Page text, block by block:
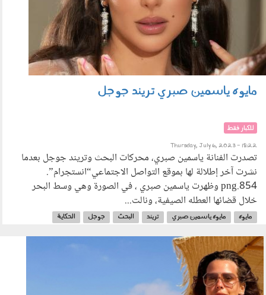
مايوه ياسمين صبري تريند جوجل
للكبار فقط
Thursday, July 6, 2023 - 18:22
تصدرت الفنانة ياسمين صبري، محركات البحث وتريند جوجل بعدما
نشرت آخر إطلالة لها بموقع التواصل الاجتماعي“انستجرام”.
854.png وظهرت ياسمين صبري ، في الصورة وهي وسط البحر
خلال قضائها العطله الصيفية، ونالت...
مايوه مايوه ياسمين صبري تريند البحث جوجل الحكاية
1433.png